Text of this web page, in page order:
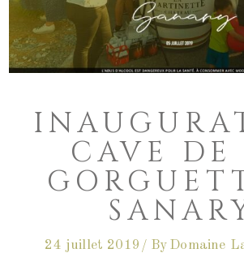
CAVE DE
24 juillet 2019 By Domaine